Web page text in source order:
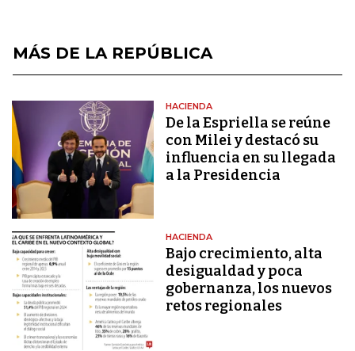
MÁS DE LA REPÚBLICA
HACIENDA
De la Espriella se reúne
con Milei y destacó su
influencia en su llegada
a la Presidencia
HACIENDA
Bajo crecimiento, alta
desigualdad y poca
gobernanza, los nuevos
retos regionales